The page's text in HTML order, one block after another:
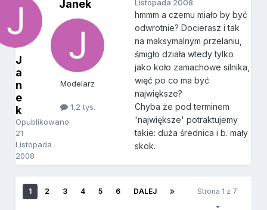
J
a
n
e
k
Opublikowano
21
Listopada
2008
Janek
Modelarz
1,2 tys.
Listopada 2008
hmmm a czemu miało by być
odwrotnie? Docierasz i tak
na maksymalnym przelaniu,
śmigło działa wtedy tylko
jako koło zamachowe silnika,
więć po co ma być
największe?
Chyba że pod terminem
'największe' potraktujemy
takie: duża średnica i b. mały
skok.
1 2 3 4 5 6 DALEJ Strona 1 z 7